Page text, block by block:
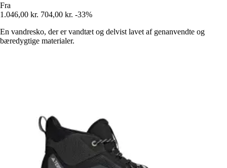
Fra
1.046,00 kr. 704,00 kr. -33%
En vandresko, der er vandtæt og delvist lavet af genanvendte og
bæredygtige materialer.